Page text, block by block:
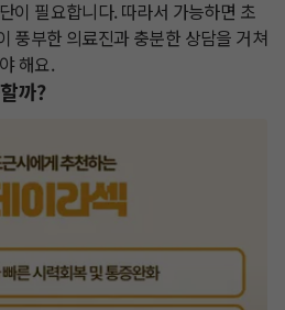
이 필요합니다. 따라서 가능하면 초
풍부한 의료진과 충분한 상담을 거쳐
해요.
까?